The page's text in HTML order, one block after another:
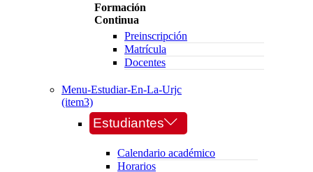
Formación
Continua
Preinscripción
Matrícula
Docentes
Menu-Estudiar-En-La-Urjc
(item3)
Estudiantes
Calendario académico
Horarios